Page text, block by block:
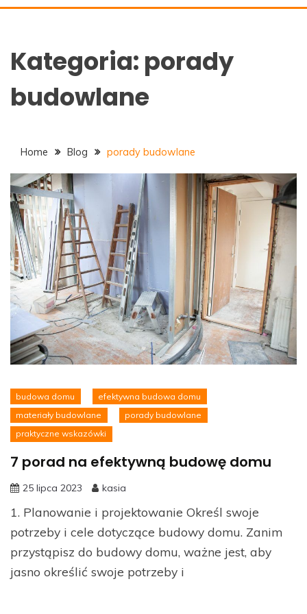
ALAN-DOM.PL
Kategoria: porady
budowlane
Home Blog porady budowlane
budowa domu
efektywna budowa domu
materiały budowlane
porady budowlane
praktyczne wskazówki
7 porad na efektywną budowę domu
25 lipca 2023 kasia
1. Planowanie i projektowanie Określ swoje
potrzeby i cele dotyczące budowy domu. Zanim
przystąpisz do budowy domu, ważne jest, aby
jasno określić swoje potrzeby i